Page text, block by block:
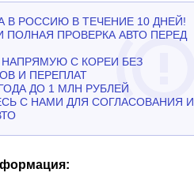
В РОССИЮ В ТЕЧЕНИЕ 10 ДНЕЙ!
ПОЛНАЯ ПРОВЕРКА АВТО ПЕРЕД
С КОРЕИ БЕЗ
И ПЕРЕПЛАТ
ДО 1 МЛН РУБЛЕЙ
С НАМИ ДЛЯ СОГЛАСОВАНИЯ И